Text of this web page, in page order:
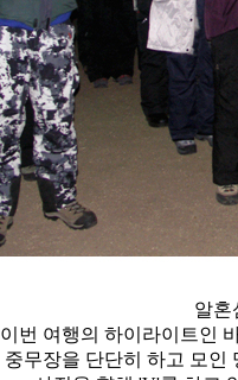
알혼
이번 여행의 하이라이트인
중무장을 단단히 하고 모인